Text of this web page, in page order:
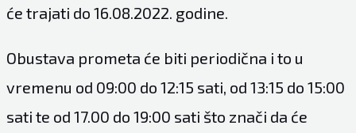
će trajati do 16.08.2022. godine.
Obustava prometa će biti periodična i to u
vremenu od 09:00 do 12:15 sati, od 13:15 do 15:00
sati te od 17.00 do 19:00 sati što znači da će